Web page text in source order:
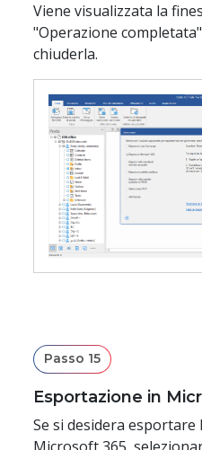
Viene visualizzata la
"Operazione
chiuderla.
Passo 15
Esportazione in
Se si desidera esportare